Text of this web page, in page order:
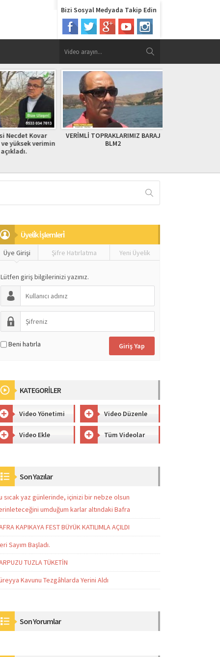
Bizi Sosyal Medyada Takip Edin
Necdet Kovar
yüksek verimin
VERİMLİ TOPRAKLARIMIZ BARAJ
BLM2
Üyeli̇k İşlemleri̇
Üye Girişi Şifre Hatırlatma Yeni Üyelik
Lütfen giriş bilgilerinizi yazınız.
Beni hatırla
KATEGORİLER
Video Yönetimi Video Düzenle
Video Ekle Tüm Videolar
Son Yazılar
sıcak yaz günlerinde, içinizi bir nebze olsun
umduğum karlar altındaki Bafra
KAPIKAYA FEST BÜYÜK KATILIMLA AÇILDI
Sayım Başladı.
TUZLA TÜKETİN
Kavunu Tezgâhlarda Yerini Aldı
Son Yorumlar